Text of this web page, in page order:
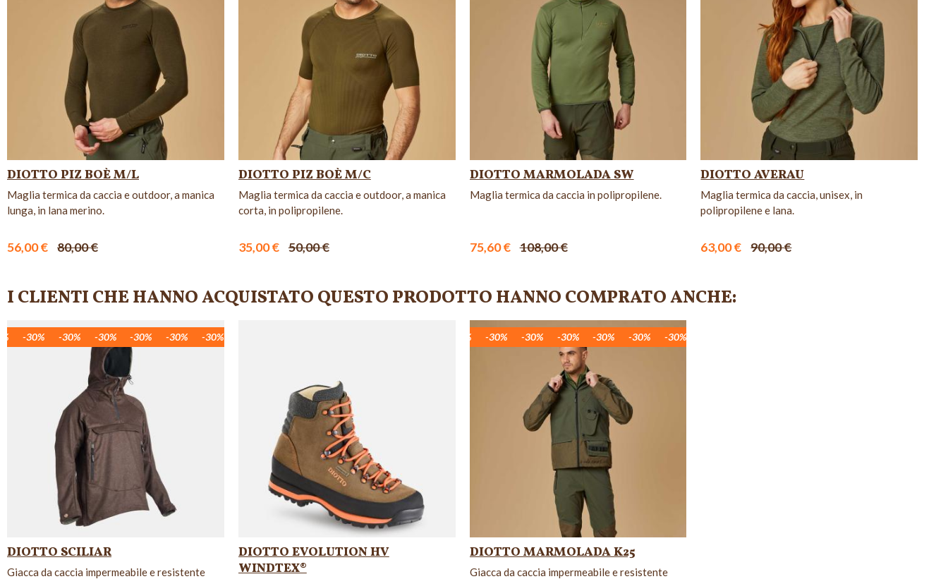
DIOTTO PIZ BOÈ M/L
Maglia termica da caccia e outdoor, a manica
lunga, in lana merino.
56,00 € 80,00 €
DIOTTO PIZ BOÈ M/C
Maglia termica da caccia e outdoor, a manica
corta, in polipropilene.
35,00 € 50,00 €
DIOTTO MARMOLADA SW
Maglia termica da caccia in polipropilene.
75,60 € 108,00 €
DIOTTO AVERAU
Maglia termica da caccia, unisex, in
polipropilene e lana.
63,00 € 90,00 €
I CLIENTI CHE HANNO ACQUISTATO QUESTO PRODOTTO HANNO COMPRATO ANCHE:
-30% -30% -30% -30% -30% -30% -30% -30% -30%
DIOTTO SCILIAR
Giacca da caccia impermeabile e resistente
DIOTTO EVOLUTION HV
WINDTEX®
-30% -30% -30% -30% -30% -30% -30%
DIOTTO MARMOLADA K25
Giacca da caccia impermeabile e resistente